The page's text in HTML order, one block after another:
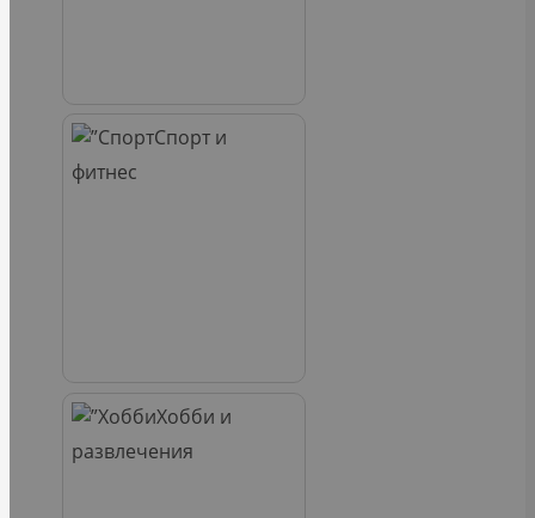
Спорт и
фитнес
Хобби и
развлечения